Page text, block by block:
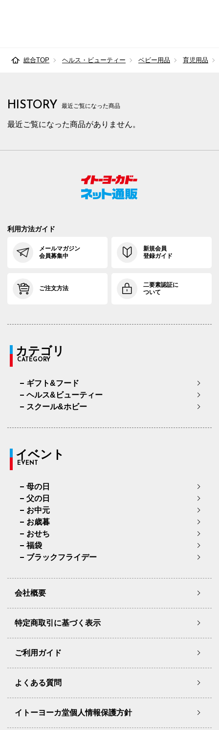
総合TOP ヘルス・ビューティー ベビー用品 育児用品
HISTORY 最近ご覧になった商品
最近ご覧になった商品がありません。
利用方法ガイド
メールマガジン
会員募集中
新規会員
登録ガイド
ご注文方法
二要素認証に
ついて
カテゴリ
CATEGORY
ギフト&フード
ヘルス&ビューティー
スクール&ホビー
イベント
EVENT
母の日
父の日
お中元
お歳暮
おせち
福袋
ブラックフライデー
会社概要
特定商取引に基づく表示
ご利用ガイド
よくある質問
イトーヨーカ堂個人情報保護方針